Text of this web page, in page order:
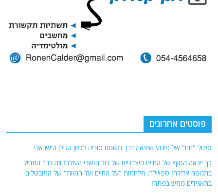
פוסטים אחרונים
סיכול "חם" של פיגוע שיצא לדרך משטח סוריה לכיוון הגולן הישראלי
כך ייראה הסוף של החיים היצרניים של רוב תושבי העולם! וזה כבר התחיל
בתנופה אדירה! ספויילר: מלחמות "על החיים ועל המוות" של המובטלים
בתאגידים ממש בפתח!